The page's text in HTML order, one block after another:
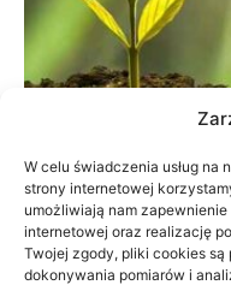
W celu świadczenia usług na
strony internetowej
umożliwiają nam zapewnienie
internetowej oraz realizację
Twojej zgody, pliki cookies
dokonywania pomiarów i
Dane do
małej firmie